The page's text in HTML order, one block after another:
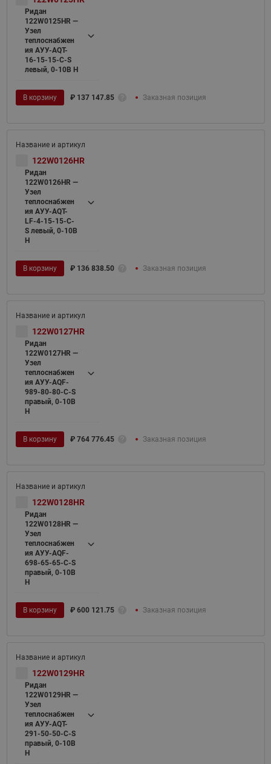
Ридан
122W0125HR —
Узел
теплоснабжен
ия АУУ-AQT-
16-15-15-C-S
левый, 0-10В H
В корзину ₽ 137 147.85 Заказная позиция
122W0126HR
Ридан
122W0126HR —
Узел
теплоснабжен
ия АУУ-AQT-
LF-4-15-15-C-
S левый, 0-10В
H
В корзину ₽ 136 838.50 Заказная позиция
122W0127HR
Ридан
122W0127HR —
Узел
теплоснабжен
ия АУУ-AQF-
989-80-80-C-S
правый, 0-10В
H
В корзину ₽ 764 776.45 Заказная позиция
122W0128HR
Ридан
122W0128HR —
Узел
теплоснабжен
ия АУУ-AQF-
698-65-65-C-S
правый, 0-10В
H
В корзину ₽ 600 121.75 Заказная позиция
122W0129HR
Ридан
122W0129HR —
Узел
теплоснабжен
ия АУУ-AQT-
291-50-50-C-S
правый, 0-10В
H